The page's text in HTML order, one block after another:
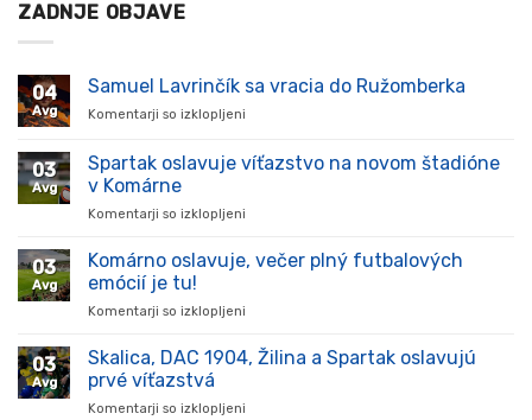
ZADNJE OBJAVE
04
Avg
Samuel Lavrinčík sa vracia do Ružomberka
Komentarji so izklopljeni
Lavrinčík
sa
03
Avg
Spartak oslavuje víťazstvo na novom štadióne
v Komárne
Komentarji so izklopljeni
oslavuje
v
03
Avg
Komárno oslavuje, večer plný futbalových
emócií je tu!
Komentarji so izklopljeni
oslavuje,
03
Avg
Skalica, DAC 1904, Žilina a Spartak oslavujú
prvé víťazstvá
Komentarji so izklopljeni